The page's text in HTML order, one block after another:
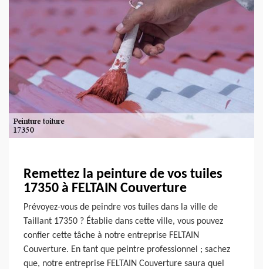
Remettez la peinture de vos tuiles
17350 à FELTAIN Couverture
Prévoyez-vous de peindre vos tuiles dans la ville de
Taillant 17350 ? Établie dans cette ville, vous pouvez
confier cette tâche à notre entreprise FELTAIN
Couverture. En tant que peintre professionnel ; sachez
que, notre entreprise FELTAIN Couverture saura quel